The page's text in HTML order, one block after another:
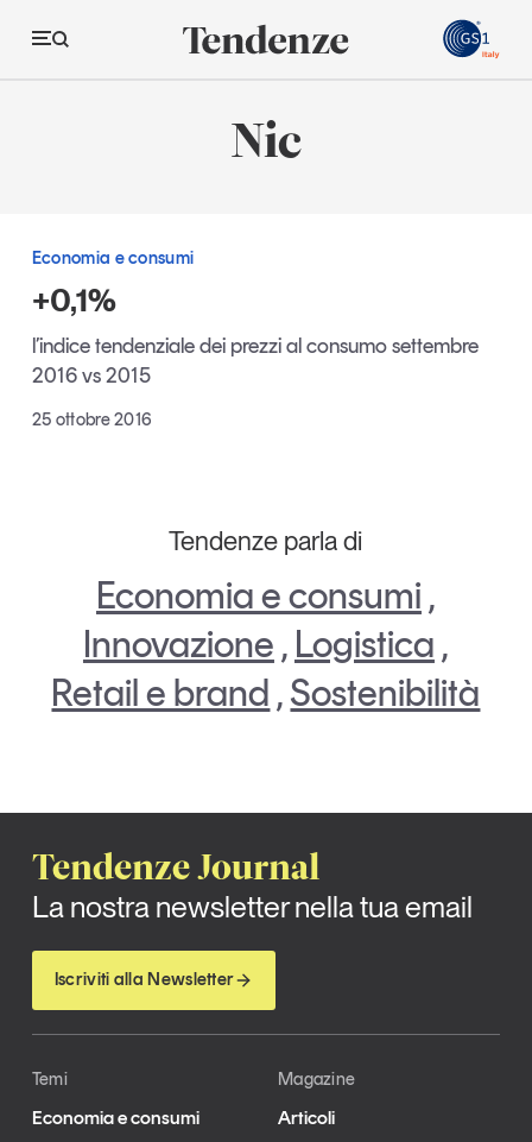
Tendenze
Innovazione
Logistica
Retail e brand
Sostenibilità
Il Numero
Interviste
Tutti gli studi e le ricerche
Eventi e formazione
Tutti gli appuntamenti
Chi siamo
Contatti
Tendenze Journal
La nostra newsletter nella tua email
Nic
Economia e consumi
+0,1%
l’indice tendenziale dei prezzi al consumo settembre
2016 vs 2015
25 ottobre 2016
Tendenze parla di
Economia e consumi ,
Innovazione , Logistica ,
Retail e brand ,Sostenibilità
Tendenze Journal
La nostra newsletter nella tua email
Iscriviti alla Newsletter
Temi
Economia e consumi
Magazine
Articoli